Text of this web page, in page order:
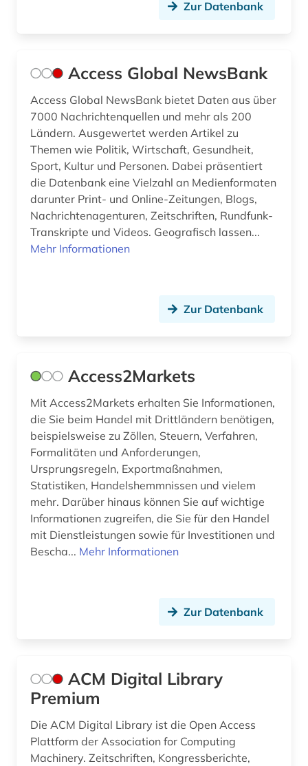
bwl (2)
börse (12)
börseninformation (2)
börseninformationssystem (1)
börsenkurs (2)
börsennotierte unternehmen (1)
cd-rom (4)
centre for economic policy research (1)
chemie (32)
chemische grundprodukte (1)
chemische industrie (1)
chile (1)
china (12)
codierung (1)
commonwealth (2)
compliance (2)
computer (1)
Zur Datenbank
Access Global NewsBank
Access Global NewsBank bietet Daten aus über
7000 Nachrichtenquellen und mehr als 200
Ländern. Ausgewertet werden Artikel zu
Themen wie Politik, Wirtschaft, Gesundheit,
Sport, Kultur und Personen. Dabei präsentiert
die Datenbank eine Vielzahl an Medienformaten
darunter Print- und Online-Zeitungen, Blogs,
Nachrichtenagenturen, Zeitschriften, Rundfunk-
Transkripte und Videos. Geografisch lassen...
Mehr Informationen
Zur Datenbank
Access2Markets
Mit Access2Markets erhalten Sie Informationen,
die Sie beim Handel mit Drittländern benötigen,
beispielsweise zu Zöllen, Steuern, Verfahren,
Formalitäten und Anforderungen,
Ursprungsregeln, Exportmaßnahmen,
Statistiken, Handelshemmnissen und vielem
mehr. Darüber hinaus können Sie auf wichtige
Informationen zugreifen, die Sie für den Handel
mit Dienstleistungen sowie für Investitionen und
Bescha... Mehr Informationen
Zur Datenbank
ACM Digital Library
Premium
Die ACM Digital Library ist die Open Access
Plattform der Association for Computing
Machinery. Zeitschriften, Kongressberichte,